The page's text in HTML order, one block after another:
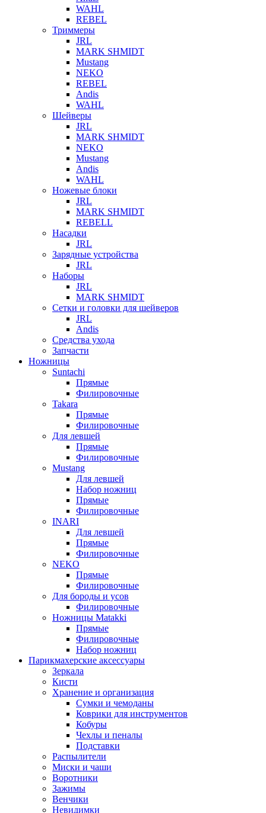
WAHL
REBEL
Триммеры
JRL
MARK SHMIDT
Mustang
NEKO
REBEL
Andis
WAHL
Шейверы
JRL
MARK SHMIDT
NEKO
Mustang
Andis
WAHL
Ножевые блоки
JRL
MARK SHMIDT
REBELL
Насадки
JRL
Зарядные устройства
JRL
Наборы
JRL
MARK SHMIDT
Сетки и головки для шейверов
JRL
Andis
Средства ухода
Запчасти
Ножницы
Suntachi
Прямые
Филировочные
Takara
Прямые
Филировочные
Для левшей
Прямые
Филировочные
Mustang
Для левшей
Набор ножниц
Прямые
Филировочные
INARI
Для левшей
Прямые
Филировочные
NEKO
Прямые
Филировочные
Для бороды и усов
Филировочные
Ножницы Matakki
Прямые
Филировочные
Набор ножниц
Парикмахерские аксессуары
Зеркала
Кисти
Хранение и организация
Сумки и чемоданы
Коврики для инструментов
Кобуры
Чехлы и пеналы
Подставки
Распылители
Миски и чаши
Воротники
Зажимы
Венчики
Невидимки